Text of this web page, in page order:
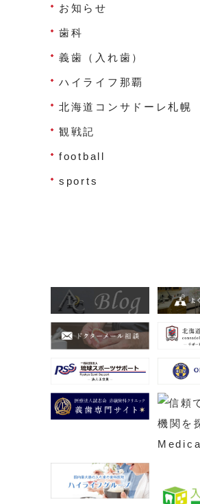
お知らせ
歯科
義歯（入れ歯）
ハイライフ那覇
北海道コンサドーレ札幌
観戦記
football
sports